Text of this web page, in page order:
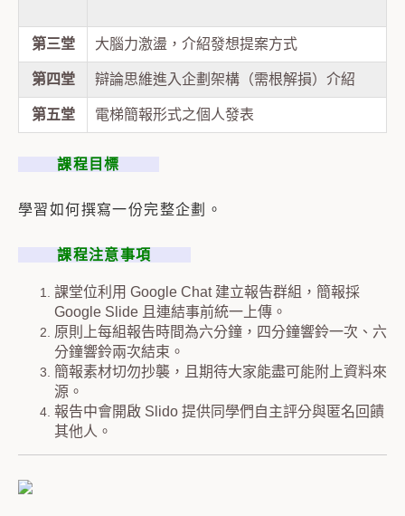
第三堂 大腦力激盪，介紹發想提案方式
第四堂 辯論思維進入企劃架構（需根解損）介紹
第五堂 電梯簡報形式之個人發表
課程目標
學習如何撰寫一份完整企劃。
課程注意事項
課堂位利用 Google Chat 建立報告群組，簡報採
Google Slide 且連結事前統一上傳。
原則上每組報告時間為六分鐘，四分鐘響鈴一次、六
分鐘響鈴兩次結束。
簡報素材切勿抄襲，且期待大家能盡可能附上資料來
源。
報告中會開啟 Slido 提供同學們自主評分與匿名回饋
其他人。